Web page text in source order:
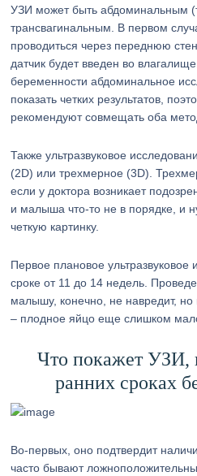
УЗИ может быть абдоминальным
трансвагинальным. В первом
проводиться через переднюю
датчик будет введен во
беременности абдоминальное
показать четких результатов,
рекомендуют совмещать оба
Также ультразвуковое
(2D) или трехмерное (3D).
если у доктора возникает
и малыша что-то не в порядке, и
четкую картинку.
Первое плановое
сроке от 11 до 14 недель.
малышу, конечно, не навредит, но
– плодное яйцо еще слишком
Что покажет УЗИ,
ранних сроках
Во-первых, оно подтвердит
часто бывают